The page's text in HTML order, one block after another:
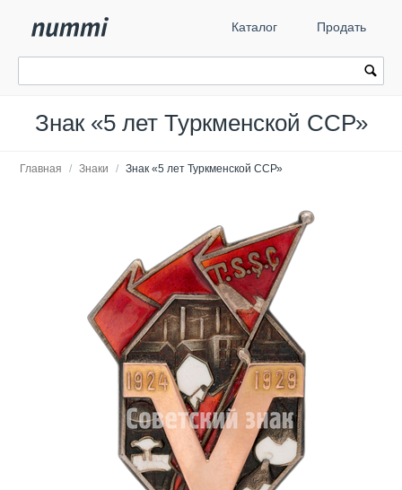
Каталог Продать
Знак «5 лет Туркменской ССР»
Главная / Знаки / Знак «5 лет Туркменской ССР»